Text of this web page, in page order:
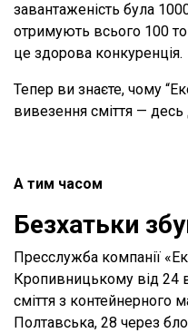
завантаженість була
отримують всього 100
це здорова конкуренція.
Тепер ви знаєте, чому
вивезення сміття —
А тим часом
Безхатьки
Пресслужба компанії
Кропивницькому від 24
сміття з контейнерного
Полтавська, 28 через